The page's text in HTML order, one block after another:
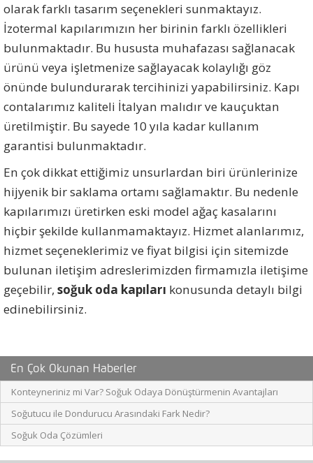
olarak farklı tasarım seçenekleri sunmaktayız.
İzotermal kapılarımızın her birinin farklı özellikleri
bulunmaktadır. Bu hususta muhafazası sağlanacak
ürünü veya işletmenize sağlayacak kolaylığı göz
önünde bulundurarak tercihinizi yapabilirsiniz. Kapı
contalarımız kaliteli İtalyan malıdır ve kauçuktan
üretilmiştir. Bu sayede 10 yıla kadar kullanım
garantisi bulunmaktadır.
En çok dikkat ettiğimiz unsurlardan biri ürünlerinize
hijyenik bir saklama ortamı sağlamaktır. Bu nedenle
kapılarımızı üretirken eski model ağaç kasalarını
hiçbir şekilde kullanmamaktayız. Hizmet alanlarımız,
hizmet seçeneklerimiz ve fiyat bilgisi için sitemizde
bulunan iletişim adreslerimizden firmamızla iletişime
geçebilir, soğuk oda kapıları konusunda detaylı bilgi
edinebilirsiniz.
En Çok Okunan Haberler
Konteyneriniz mi Var? Soğuk Odaya Dönüştürmenin Avantajları
Soğutucu ile Dondurucu Arasındaki Fark Nedir?
Soğuk Oda Çözümleri